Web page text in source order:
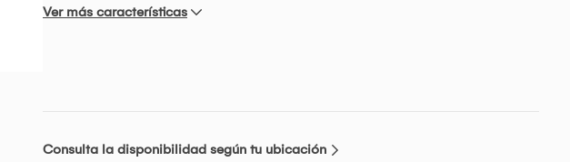
Ver más características
Consulta la disponibilidad según tu ubicación